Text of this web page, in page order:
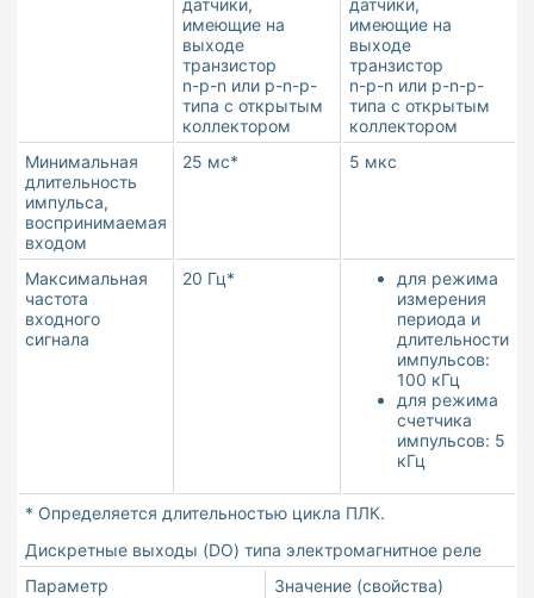
датчики,
имеющие на
выходе
транзистор
n-p-n или p-n-p-
типа с открытым
коллектором
датчики,
имеющие на
выходе
транзистор
n-p-n или p-n-p-
типа с открытым
коллектором
Минимальная
длительность
импульса,
воспринимаемая
входом
25 мс* 5 мкс
Максимальная
частота
входного
сигнала
20 Гц*
для режима
измерения
периода и
длительности
импульсов:
100 кГц
для режима
счетчика
импульсов: 5
кГц
* Определяется длительностью цикла ПЛК.
Дискретные выходы (DO) типа электромагнитное реле
Параметр
Значение (свойства)